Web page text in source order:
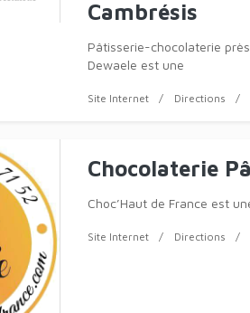
Cambrésis
Pâtisserie-chocolaterie
Dewaele est une
Site Internet Directions
Chocolaterie
Choc’Haut de France est
Site Internet Directions